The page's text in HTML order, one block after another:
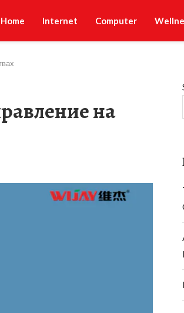
Internet Computer
на